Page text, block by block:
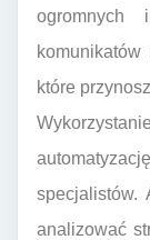
ogromnych
które
specjalistów.
analizować